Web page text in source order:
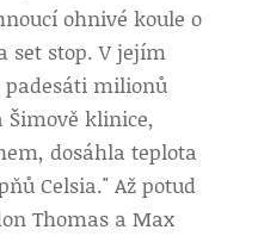
ohnivé koule o
set stop. V jejím
milionů
Šimově klinice,
dosáhla teplota
Celsia." Až potud
Thomas a Max